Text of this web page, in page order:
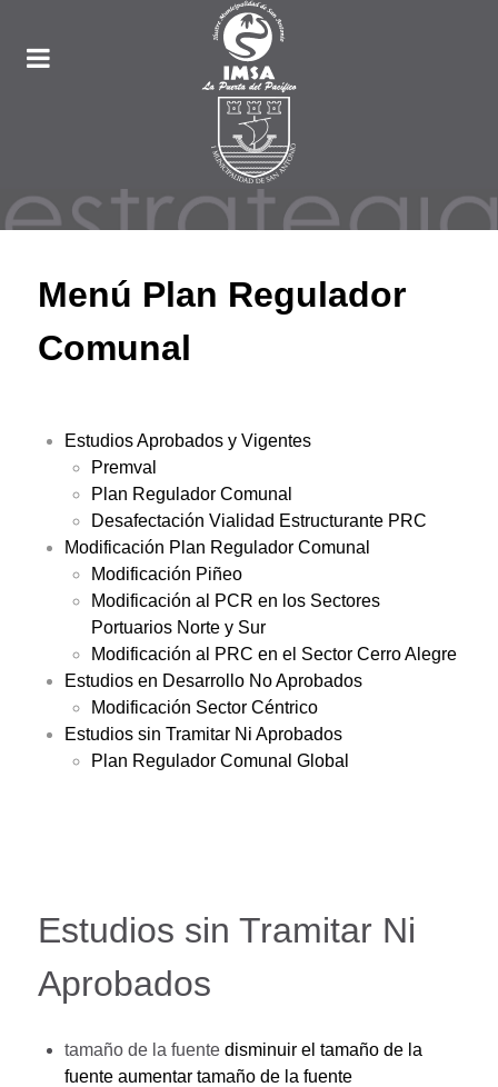
Menú Plan Regulador
Comunal
Estudios Aprobados y Vigentes
Premval
Plan Regulador Comunal
Desafectación Vialidad Estructurante PRC
Modificación Plan Regulador Comunal
Modificación Piñeo
Modificación al PCR en los Sectores
Portuarios Norte y Sur
Modificación al PRC en el Sector Cerro Alegre
Estudios en Desarrollo No Aprobados
Modificación Sector Céntrico
Estudios sin Tramitar Ni Aprobados
Plan Regulador Comunal Global
Estudios sin Tramitar Ni
Aprobados
tamaño de la fuente disminuir el tamaño de la
fuente aumentar tamaño de la fuente